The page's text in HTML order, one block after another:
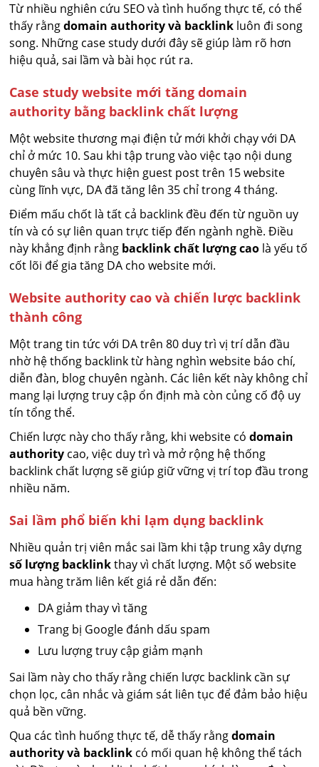
Từ nhiều nghiên cứu SEO và tình huống thực tế, có thể
thấy rằngdomain authority và backlink luôn đi song
song. Những case study dưới đây sẽ giúp làm rõ hơn
hiệu quả, sai lầm và bài học rút ra.
Case study website mới tăng domain
authority bằng backlink chất lượng
Một website thương mại điện tử mới khởi chạy với DA
chỉ ở mức 10. Sau khi tập trung vào việc tạo nội dung
chuyên sâu và thực hiện guest post trên 15 website
cùng lĩnh vực, DA đã tăng lên 35 chỉ trong 4 tháng.
Điểm mấu chốt là tất cả backlink đều đến từ nguồn uy
tín và có sự liên quan trực tiếp đến ngành nghề. Điều
này khẳng định rằng backlink chất lượng cao là yếu tố
cốt lõi để gia tăng DA cho website mới.
Website authority cao và chiến lược backlink
thành công
Một trang tin tức với DA trên 80 duy trì vị trí dẫn đầu
nhờ hệ thống backlink từ hàng nghìn website báo chí,
diễn đàn, blog chuyên ngành. Các liên kết này không chỉ
mang lại lượng truy cập ổn định mà còn củng cố độ uy
tín tổng thể.
Chiến lược này cho thấy rằng, khi website códomain
authority cao, việc duy trì và mở rộng hệ thống
backlink chất lượng sẽ giúp giữ vững vị trí top đầu trong
nhiều năm.
Sai lầm phổ biến khi lạm dụng backlink
Nhiều quản trị viên mắc sai lầm khi tập trung xây dựng
số lượng backlinkthay vì chất lượng. Một số website
mua hàng trăm liên kết giá rẻ dẫn đến:
DA giảm thay vì tăng
Trang bị Google đánh dấu spam
Lưu lượng truy cập giảm mạnh
Sai lầm này cho thấy rằng chiến lược backlink cần sự
chọn lọc, cân nhắc và giám sát liên tục để đảm bảo hiệu
quả bền vững.
Qua các tình huống thực tế, dễ thấy rằngdomain
authority và backlink có mối quan hệ không thể tách